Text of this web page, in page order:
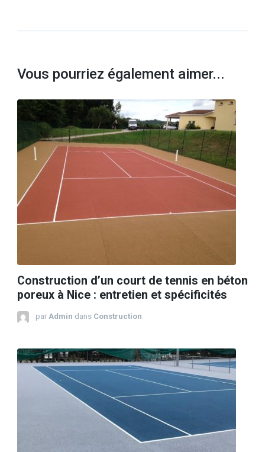
Vous pourriez également aimer...
Construction d’un court de tennis en béton
poreux à Nice : entretien et spécificités
par Admin dans Construction